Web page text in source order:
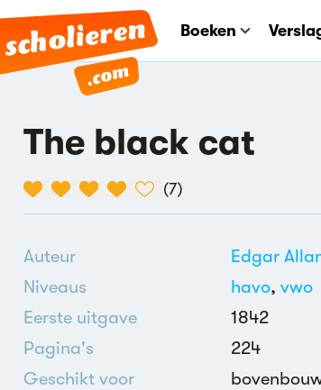
Boeken
The black cat
(7)
Auteur
Edgar
Niveaus
havo, vwo
Eerste uitgave
1842
Pagina's
224
Geschikt voor